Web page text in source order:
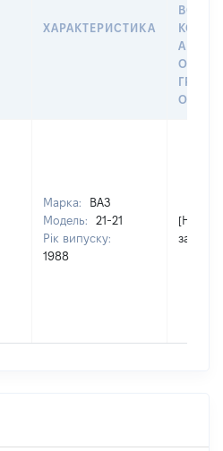
ХАРАКТЕРИСТИКА
АБО
Марка:
ВАЗ
Модель:
21-21
Рік випуску:
1988
[Не